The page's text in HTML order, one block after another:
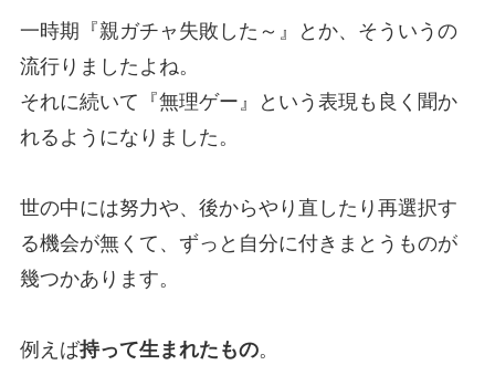
一時期『親ガチャ失敗した～』とか、そういうの
流行りましたよね。
それに続いて『無理ゲー』という表現も良く聞か
れるようになりました。
世の中には努力や、後からやり直したり再選択す
る機会が無くて、ずっと自分に付きまとうものが
幾つかあります。
例えば持って生まれたもの。